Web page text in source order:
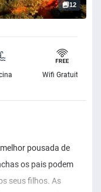
12
Wifi Gratuito
pousada de
os pais podem
seus filhos. As